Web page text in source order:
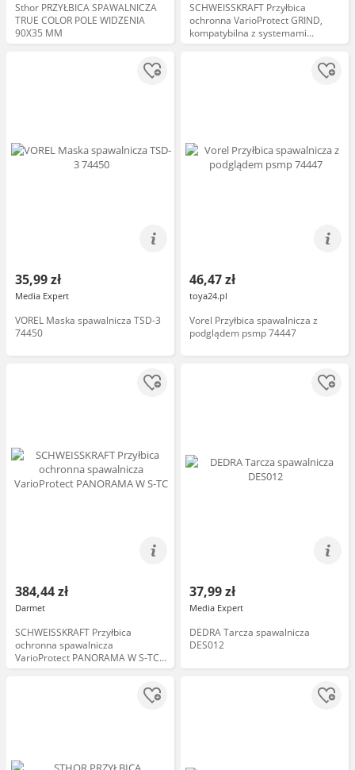
Sthor PRZYŁBICA SPAWALNICZA
TRUE COLOR POLE WIDZENIA
90X35 MM
SCHWEISSKRAFT Przyłbica
ochronna VarioProtect GRIND,
kompatybilna z systemami
nawiewu 1654206
35,99 zł
Media Expert
VOREL Maska spawalnicza TSD-3
74450
46,47 zł
toya24.pl
Vorel Przyłbica spawalnicza z
podglądem psmp 74447
384,44 zł
Darmet
SCHWEISSKRAFT Przyłbica
ochronna spawalnicza
VarioProtect PANORAMA W S-TC
1654060
37,99 zł
Media Expert
DEDRA Tarcza spawalnicza
DES012